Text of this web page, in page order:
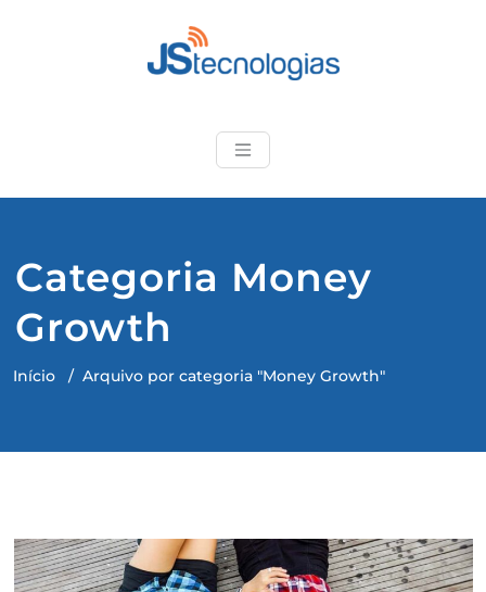
JStecnologias
Categoria Money
Growth
Início / Arquivo por categoria "Money Growth"